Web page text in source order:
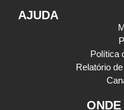
AJUDA
Política
Relatório